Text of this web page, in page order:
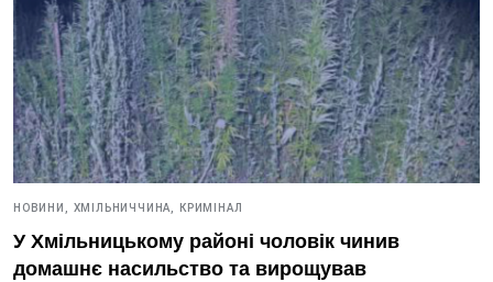
НОВИНИ, ХМІЛЬНИЧЧИНА, КРИМІНАЛ
У Хмільницькому районі чоловік чинив
домашнє насильство та вирощував